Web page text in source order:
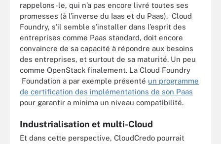
rappelons-le, qui n’a pas encore livré toutes ses
promesses (à l’inverse du Iaas et du Paas). Cloud
Foundry, s’il semble s’installer dans l’esprit des
entreprises comme Paas standard, doit encore
convaincre de sa capacité à répondre aux besoins
des entreprises, et surtout de sa maturité. Un peu
comme OpenStack finalement. La Cloud Foundry
Foundation a par exemple présenté un programme
de certification des implémentations de son Paas
pour garantir a minima un niveau compatibilité.
Industrialisation et multi-Cloud
Et dans cette perspective, CloudCredo pourrait